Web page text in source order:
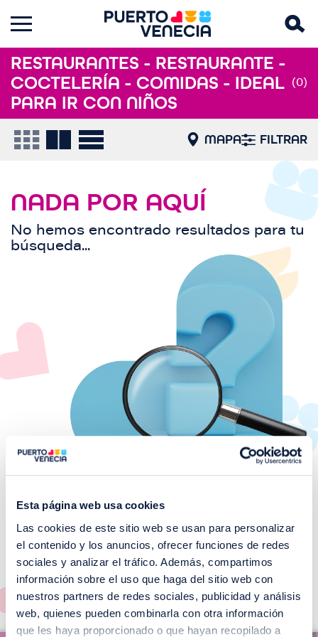
Esta página web usa cookies
Las cookies de este sitio web se usan para personalizar
el contenido y los anuncios, ofrecer funciones de redes
sociales y analizar el tráfico. Además, compartimos
información sobre el uso que haga del sitio web con
nuestros partners de redes sociales, publicidad y análisis
web, quienes pueden combinarla con otra información
que les haya proporcionado o que hayan recopilado a
RESTAURANTES - RESTAURANTE -
COCTELERÍA - COMIDAS - IDEAL
PARA IR CON NIÑOS
(0)
MAPA FILTRAR
NADA POR AQUÍ
No hemos encontrado resultados para tu
búsqueda...
¡No te pierdas nuestros
EVENTOS!
Ver todos >